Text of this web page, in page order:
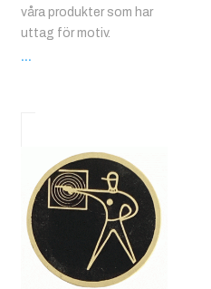
våra produkter som har
uttag för motiv.
...